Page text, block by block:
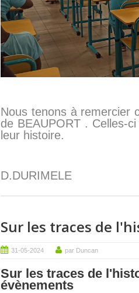
Nous tenons à remercier
de BEAUPORT . Celles-
leur histoire.
D.DURIMELE
Sur les traces de
31-05-2024 par Duncan
Sur les traces de
évènements